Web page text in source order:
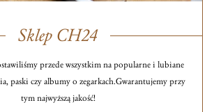
Sklep CH24
przede wszystkim na popularne i lubiane
paski czy albumy o zegarkach.Gwarantujemy przy
tym najwyższą jakość!